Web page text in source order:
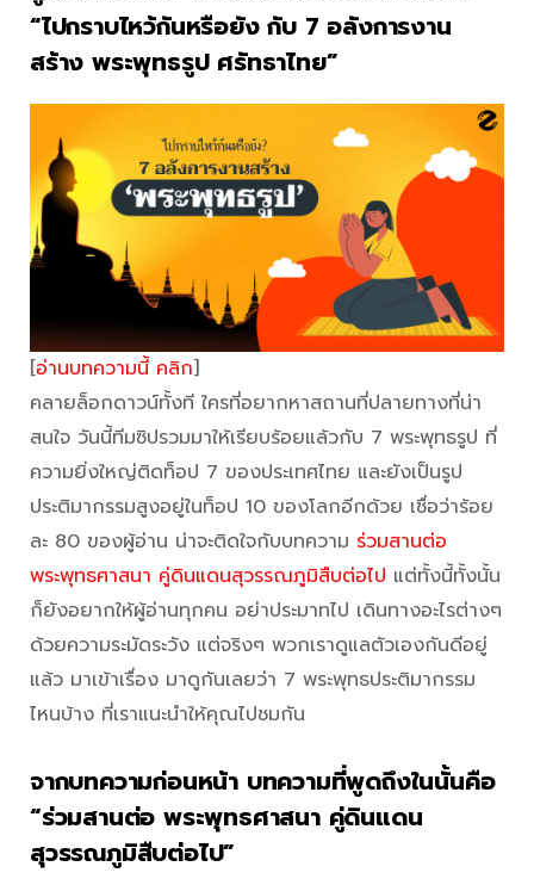
“ไปกราบไหว้กันหรือยัง กับ 7 อลังการงาน
สร้าง พระพุทธรูป ศรัทธาไทย”
[อ่านบทความนี้ คลิก]
คลายล็อกดาวน์ทั้งที ใครที่อยากหาสถานที่ปลายทางที่น่า
สนใจ วันนี้ทีมซิปรวมมาให้เรียบร้อยแล้วกับ 7 พระพุทธรูป ที่
ความยิ่งใหญ่ติดท็อป 7 ของประเทศไทย และยังเป็นรูป
ประติมากรรมสูงอยู่ในท็อป 10 ของโลกอีกด้วย เชื่อว่าร้อย
ละ 80 ของผู้อ่าน น่าจะติดใจกับบทความ ร่วมสานต่อ
พระพุทธศาสนา คู่ดินแดนสุวรรณภูมิสืบต่อไป แต่ทั้งนี้ทั้งนั้น
ก็ยังอยากให้ผู้อ่านทุกคน อย่าประมาทไป เดินทางอะไรต่างๆ
ด้วยความระมัดระวัง แต่จริงๆ พวกเราดูแลตัวเองกันดีอยู่
แล้ว มาเข้าเรื่อง มาดูกันเลยว่า 7 พระพุทธประติมากรรม
ไหนบ้าง ที่เราแนะนำให้คุณไปชมกัน
จากบทความก่อนหน้า บทความที่พูดถึงในนั้นคือ
“ร่วมสานต่อ พระพุทธศาสนา คู่ดินแดน
สุวรรณภูมิสืบต่อไป”